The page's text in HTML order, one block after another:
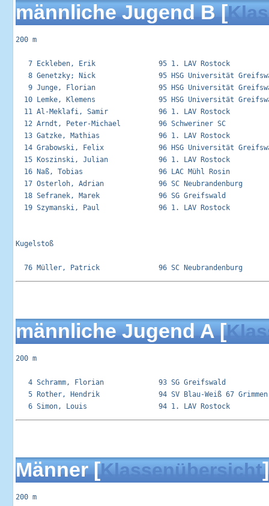
männliche Jugend B [
200 m
7 Eckleben, Erik               95 1. LAV
8 Genetzky; Nick               95 HSG Universität
9 Junge, Florian               95 HSG Universität
10 Lemke, Klemens               95 HSG Universität
11 Al-Meklafi, Samir            96 1. LAV
12 Arndt, Peter-Michael         96
13 Gatzke, Mathias              96 1. LAV
14 Grabowski, Felix             96 HSG Universität
15 Koszinski, Julian            96 1. LAV
16 Naß, Tobias                  96 LAC
17 Osterloh, Adrian             96 SC
18 Sefranek, Marek              96 SG
19 Szymanski, Paul              96 1. LAV
Kugelstoß
männliche Jugend A [
200 m
4 Schramm, Florian             93 SG
5 Rother, Hendrik              94 SV Blau-Weiß 67
Männer [Klassenübersicht]
200 m